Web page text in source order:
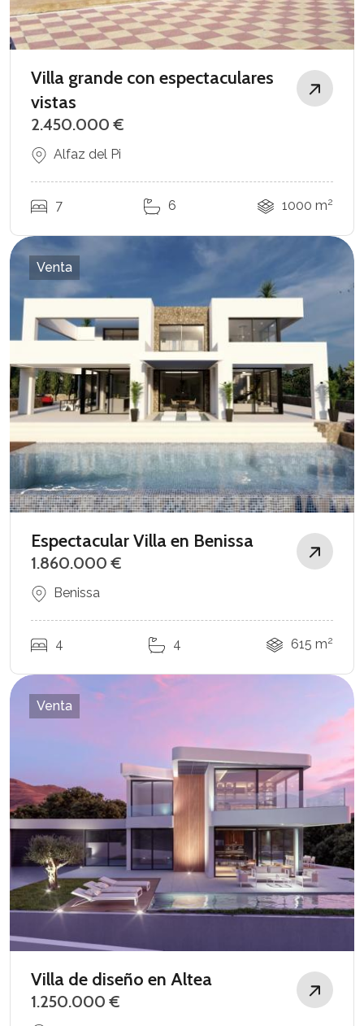
Villa grande con espectaculares
vistas
2.450.000 €
Alfaz del Pi
7 6 1000 m2
Venta
Espectacular Villa en Benissa
1.860.000 €
Benissa
4 4 615 m2
Venta
Villa de diseño en Altea
1.250.000 €